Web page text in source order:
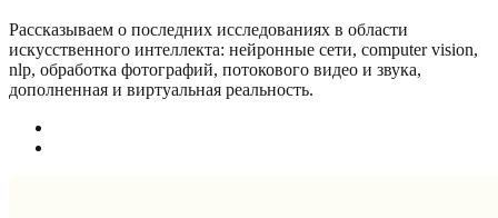
Рассказываем о последних исследованиях в области
искусcтвенного интеллекта: нейронные сети, computer vision,
nlp, обработка фотографий, потокового видео и звука,
дополненная и виртуальная реальность.